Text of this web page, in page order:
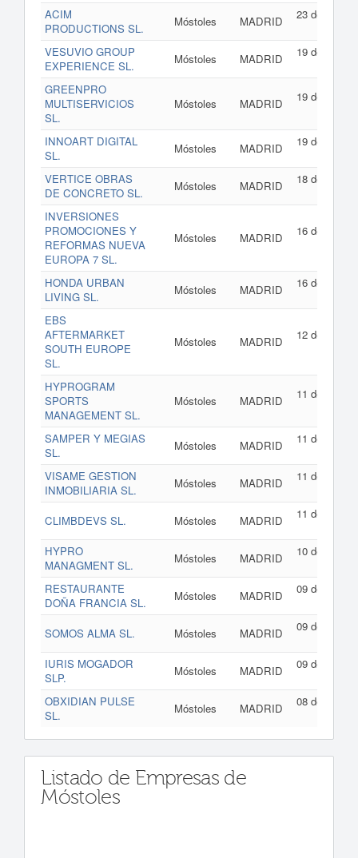
ACIM
PRODUCTIONS SL.
Móstoles MADRID
23 de junio
VESUVIO GROUP
EXPERIENCE SL.
Móstoles MADRID
19 de junio
GREENPRO
MULTISERVICIOS
SL.
Móstoles MADRID
19 de junio
INNOART DIGITAL
SL.
Móstoles MADRID
19 de junio
VERTICE OBRAS
DE CONCRETO SL.
Móstoles MADRID
18 de junio
INVERSIONES
PROMOCIONES Y
REFORMAS NUEVA
EUROPA 7 SL.
Móstoles MADRID
16 de junio
HONDA URBAN
LIVING SL.
Móstoles MADRID
16 de junio
EBS
AFTERMARKET
SOUTH EUROPE
SL.
Móstoles MADRID
12 de junio
HYPROGRAM
SPORTS
MANAGEMENT SL.
Móstoles MADRID
11 de junio
SAMPER Y MEGIAS
SL.
Móstoles MADRID
11 de junio
VISAME GESTION
INMOBILIARIA SL.
Móstoles MADRID
11 de junio
CLIMBDEVS SL.
Móstoles MADRID
11 de junio
HYPRO
MANAGMENT SL.
Móstoles MADRID
10 de junio
RESTAURANTE
DOÑA FRANCIA SL.
Móstoles MADRID
09 de junio
SOMOS ALMA SL.
Móstoles MADRID
09 de junio
IURIS MOGADOR
SLP.
Móstoles MADRID
09 de junio
OBXIDIAN PULSE
SL.
Móstoles MADRID
08 de junio
Listado de Empresas de
Móstoles